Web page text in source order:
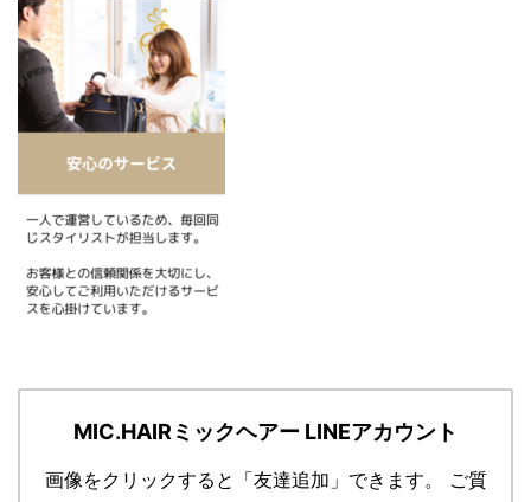
MIC.HAIRミックヘアー LINEアカウント
画像をクリックすると「友達追加」できます。
ご質